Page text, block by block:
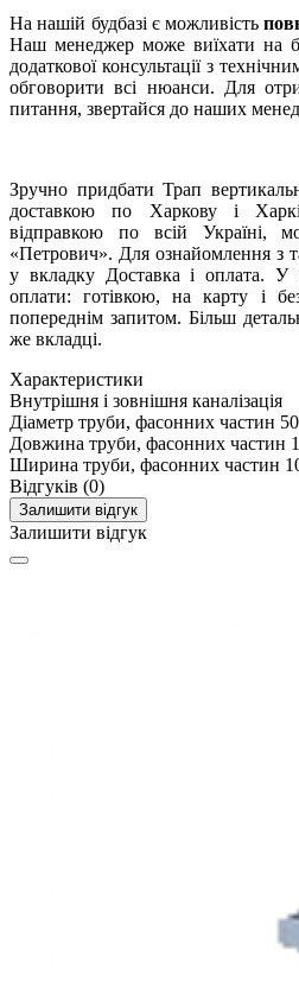
На нашій будбазі є можливість
Наш менеджер може виїхати на
додаткової консультації з
обговорити всі нюанси. Для
питання, звертайся до наших
Зручно придбати Трап
доставкою по Харкову і
відправкою по всій Україні,
«Петрович». Для ознайомлення з
у вкладку Доставка і оплата. У
оплати: готівкою, на карту і
попереднім запитом. Більш
же вкладці.
Характеристики
Внутрішня і зовнішня каналізація
Діаметр труби, фасонних частин
Довжина труби, фасонних частин
Ширина труби, фасонних частин
Відгуків (0)
Залишити відгук
Залишити відгук